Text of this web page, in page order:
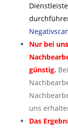
Nur bei
günstig.
uns
Das